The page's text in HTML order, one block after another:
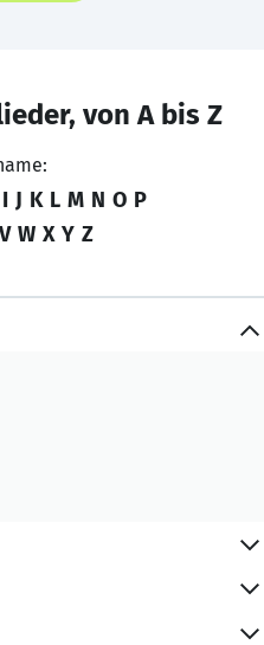
von A bis Z
I J K L M N O P
V W X Y Z